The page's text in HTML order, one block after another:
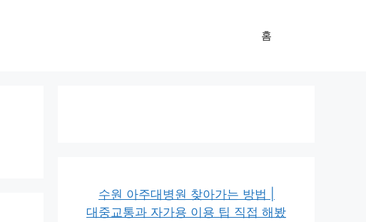
홈
수원 아주대병원 찾아가는 방법 |
대중교통과 자가용 이용 팁 직접 해봤